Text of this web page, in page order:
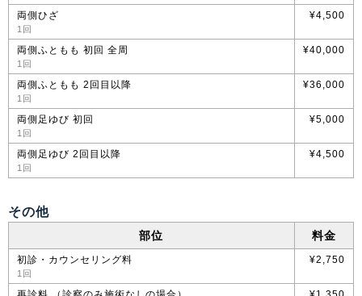
両側ひざ
1回
¥4,500
両側ふともも 初回 全周
1回
¥40,000
両側ふともも 2回目以降
1回
¥36,000
両側足ゆび 初回
1回
¥5,000
両側足ゆび 2回目以降
1回
¥4,500
その他
部位 料金
初診・カウンセリング料
1回
¥2,750